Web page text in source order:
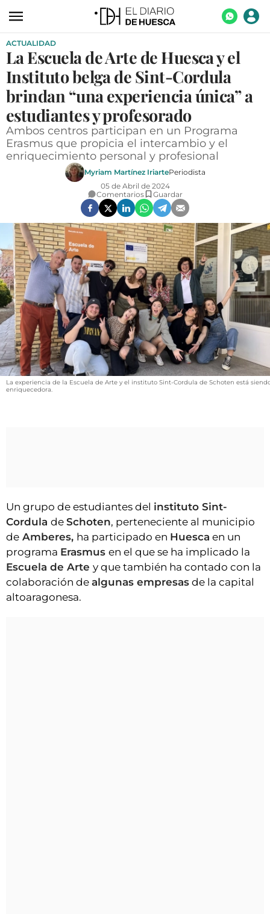
ACTUALIDAD
ECONOMÍA
TECNOLOGÍA
TURISMO
AGROALIMENTACIÓN
DEPORTES
OPINIÓN
GALERÍAS
VÍDEOS
CONTACTAR
FIESTAS EN EL ALTO ARAGÓN
FIESTAS DE SAN LORENZO
AGENDA
CARTELERA
INICIAR SESIÓN
ACTUALIDAD
La Escuela de Arte de Huesca y el
Instituto belga de Sint-Cordula
brindan “una experiencia única” a
estudiantes y profesorado
Ambos centros participan en un Programa
Erasmus que propicia el intercambio y el
enriquecimiento personal y profesional
Myriam Martínez IriartePeriodista
05 de Abril de 2024
Comentarios
Guardar
La experiencia de la Escuela de Arte y el instituto Sint-Cordula de Schoten está
enriquecedora.
Un grupo de estudiantes del instituto Sint-
Cordula de Schoten, perteneciente al municipio
de Amberes, ha participado en Huesca en un
programa Erasmus en el que se ha implicado la
Escuela de Arte y que también ha contado con la
colaboración de algunas empresas de la capital
altoaragonesa.